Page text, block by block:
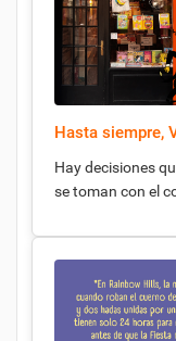
Hasta siempre,
Hay decisiones
se toman con el